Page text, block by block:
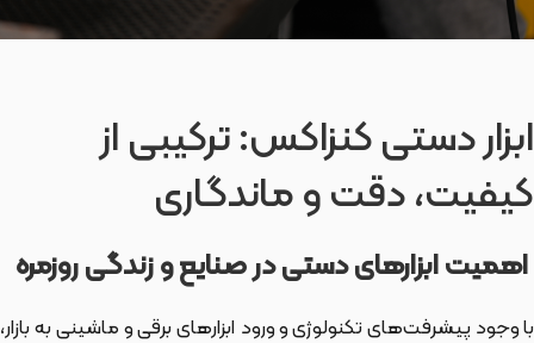
ابزار دستی کنزاکس: ترکیبی از
کیفیت، دقت و ماندگاری
اهمیت ابزارهای دستی در صنایع و زندگی روزمره
با وجود پیشرفت‌های تکنولوژی و ورود ابزارهای برقی و ماشینی به بازار،